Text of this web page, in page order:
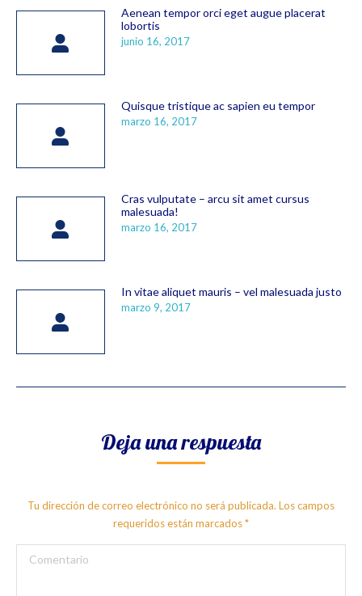
Aenean tempor orci eget augue placerat
lobortis
junio 16, 2017
Quisque tristique ac sapien eu tempor
marzo 16, 2017
Cras vulputate – arcu sit amet cursus
malesuada!
marzo 16, 2017
In vitae aliquet mauris – vel malesuada justo
marzo 9, 2017
Deja una respuesta
Tu dirección de correo electrónico no será publicada. Los campos
requeridos están marcados*